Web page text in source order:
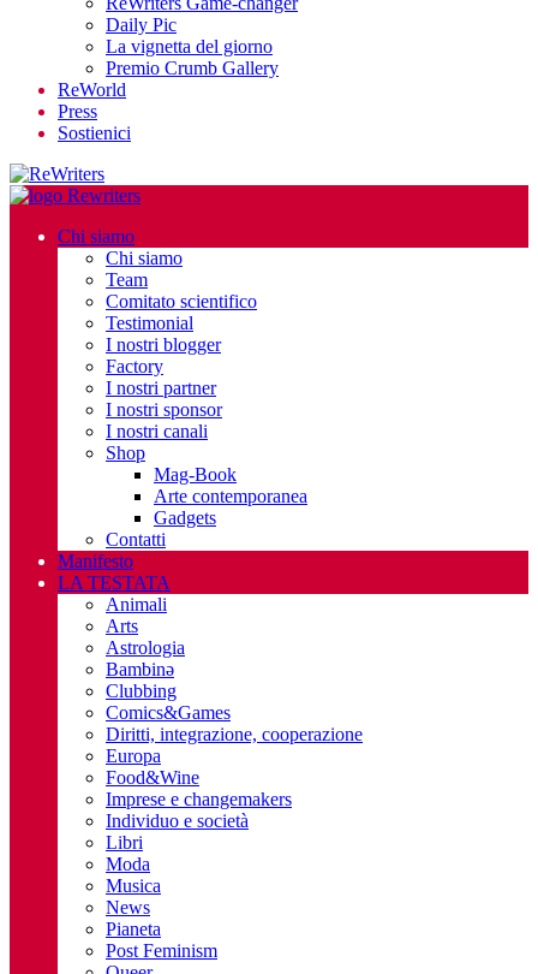
Daily Pic
La vignetta del giorno
Premio Crumb Gallery
ReWorld
Press
Sostienici
Chi siamo
Chi siamo
Team
Comitato scientifico
Testimonial
I nostri blogger
Factory
I nostri partner
I nostri sponsor
I nostri canali
Shop
Mag-Book
Arte contemporanea
Gadgets
Contatti
Manifesto
LA TESTATA
Animali
Arts
Astrologia
Bambinə
Clubbing
Comics&Games
Diritti, integrazione, cooperazione
Europa
Food&Wine
Imprese e changemakers
Individuo e società
Libri
Moda
Musica
News
Pianeta
Post Feminism